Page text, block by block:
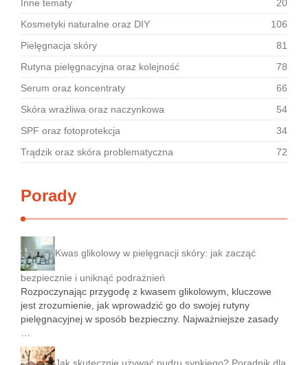
Inne tematy
20
Kosmetyki naturalne oraz DIY
106
Pielęgnacja skóry
81
Rutyna pielęgnacyjna oraz kolejność
78
Serum oraz koncentraty
66
Skóra wrażliwa oraz naczynkowa
54
SPF oraz fotoprotekcja
34
Trądzik oraz skóra problematyczna
72
Porady
Kwas glikolowy w pielęgnacji skóry: jak zacząć
bezpiecznie i uniknąć podrażnień
Rozpoczynając przygodę z kwasem glikolowym, kluczowe
jest zrozumienie, jak wprowadzić go do swojej rutyny
pielęgnacyjnej w sposób bezpieczny. Najważniejsze zasady
Jak skutecznie używać pudru sypkiego? Poradnik dla